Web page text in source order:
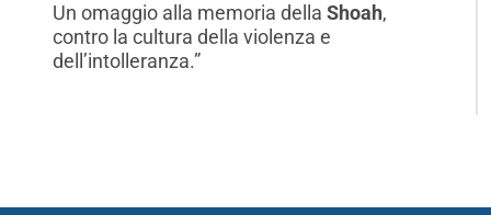
Un omaggio alla memoria della Shoah,
contro la cultura della violenza e
dell’intolleranza.”